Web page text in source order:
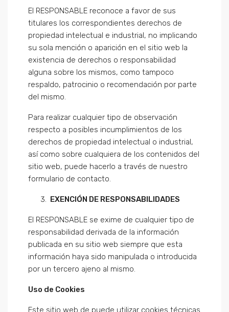
El RESPONSABLE reconoce a favor de sus
titulares los correspondientes derechos de
propiedad intelectual e industrial, no implicando
su sola mención o aparición en el sitio web la
existencia de derechos o responsabilidad
alguna sobre los mismos, como tampoco
respaldo, patrocinio o recomendación por parte
del mismo.
Para realizar cualquier tipo de observación
respecto a posibles incumplimientos de los
derechos de propiedad intelectual o industrial,
así como sobre cualquiera de los contenidos del
sitio web, puede hacerlo a través de nuestro
formulario de contacto.
EXENCIÓN DE RESPONSABILIDADES
El RESPONSABLE se exime de cualquier tipo de
responsabilidad derivada de la información
publicada en su sitio web siempre que esta
información haya sido manipulada o introducida
por un tercero ajeno al mismo.
Uso de Cookies
Este sitio web de puede utilizar cookies técnicas